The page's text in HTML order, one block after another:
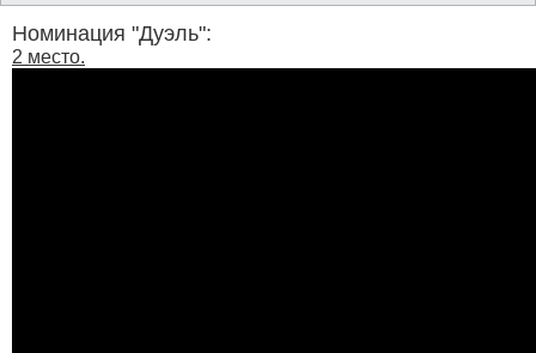
Номинация "Дуэль":
2 место.